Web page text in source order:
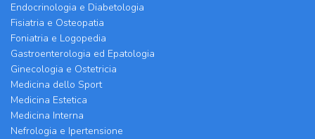
Endocrinologia e Diabetologia
Fisiatria e Osteopatia
Foniatria e Logopedia
Gastroenterologia ed Epatologia
Ginecologia e Ostetricia
Medicina dello Sport
Medicina Estetica
Medicina Interna
Nefrologia e Ipertensione